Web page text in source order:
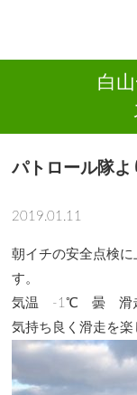
白
パトロール隊よ
2019.01.11
朝イチの安全点検
す。
気温 -1℃ 曇 滑走
気持ち良く滑走を楽